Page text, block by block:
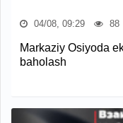
04/08, 09:29 88
Markaziy Osiyoda
baholash